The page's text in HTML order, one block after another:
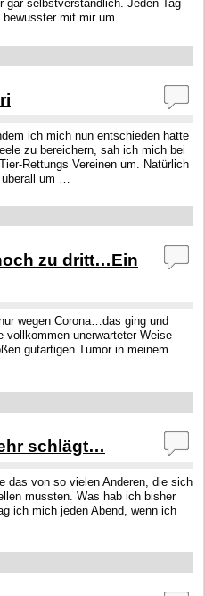
selbstverständlich. Jeden Tag
mit mir um. …
ich mich nun entschieden hatte
zu bereichern, sah ich mich bei
Rettungs Vereinen um. Natürlich
um …
zu dritt…Ein
wegen Corona…das ging und
unerwarteter Weise
gutartigen Tumor in meinem
schlägt…
das von so vielen Anderen, die sich
mussten. Was hab ich bisher
ich mich jeden Abend, wenn ich